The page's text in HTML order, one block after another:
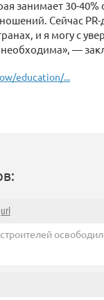
занимает 30-
Сейчас
и я могу с
необходима», —
education/...
url